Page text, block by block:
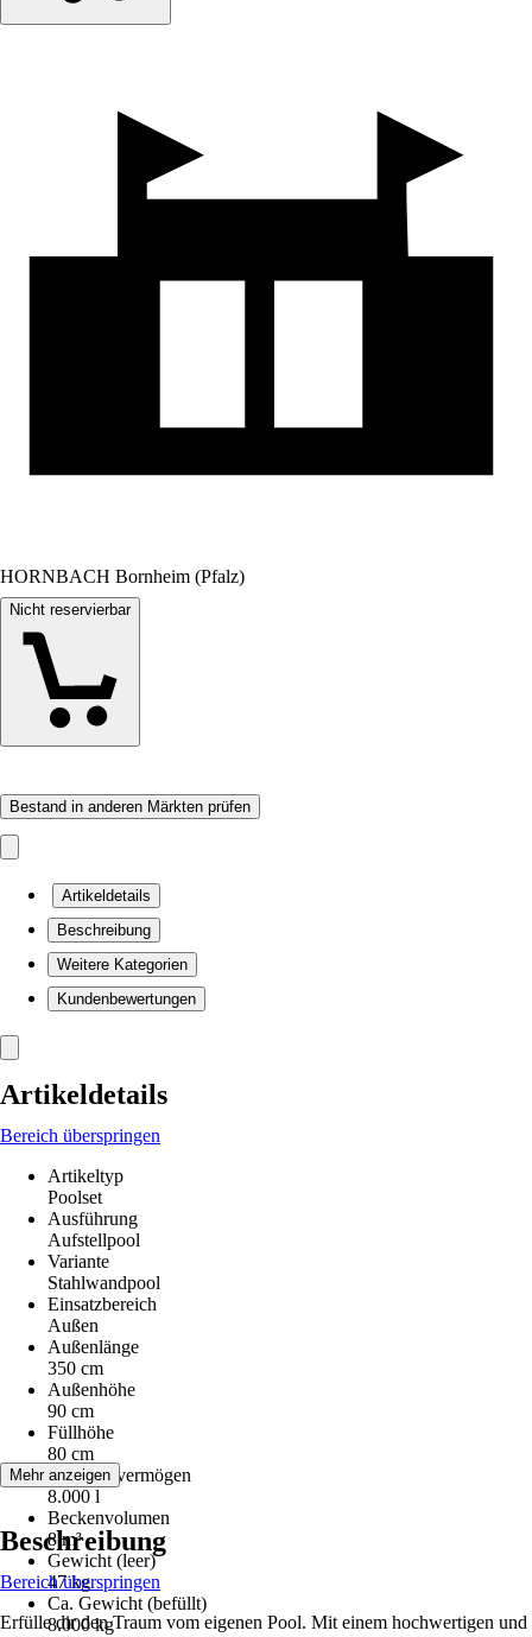
HORNBACH Bornheim (Pfalz)
Nicht reservierbar
Bestand in anderen Märkten prüfen
Artikeldetails
Beschreibung
Weitere Kategorien
Kundenbewertungen
Artikeldetails
Bereich überspringen
Artikeltyp
Poolset
Ausführung
Aufstellpool
Variante
Stahlwandpool
Einsatzbereich
Außen
Außenlänge
350 cm
Außenhöhe
90 cm
Füllhöhe
80 cm
Fassungsvermögen
8.000 l
Beckenvolumen
8 m³
Gewicht (leer)
47 kg
Ca. Gewicht (befüllt)
8.000 kg
Mehr anzeigen
Beschreibung
Bereich überspringen
Erfülle dir den Traum vom eigenen Pool. Mit einem hochwertigen und